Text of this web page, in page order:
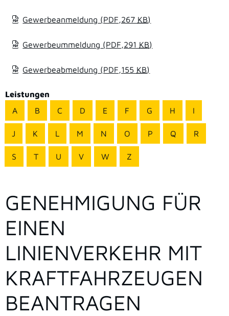
Gewerbeanmeldung (PDF,267 KB)
Gewerbeummeldung (PDF,291 KB)
Gewerbeabmeldung (PDF,155 KB)
Leistungen
A
B C D E F G H I
J K L M N O P Q R
S T U V W Z
GENEHMIGUNG FÜR
EINEN
LINIENVERKEHR MIT
KRAFTFAHRZEUGEN
BEANTRAGEN